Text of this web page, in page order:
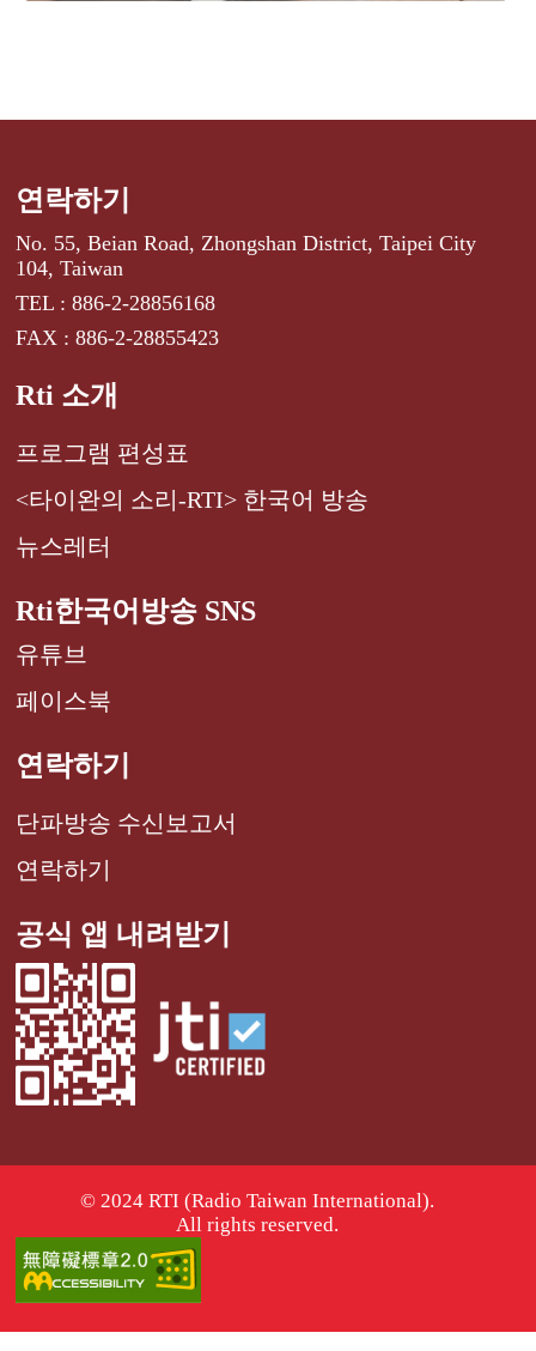
연락하기
No. 55, Beian Road, Zhongshan District, Taipei City
104, Taiwan
TEL : 886-2-28856168
FAX : 886-2-28855423
Rti 소개
프로그램 편성표
<타이완의 소리-RTI> 한국어 방송
뉴스레터
Rti한국어방송 SNS
유튜브
페이스북
연락하기
단파방송 수신보고서
연락하기
공식 앱 내려받기
© 2024 RTI (Radio Taiwan International).
All rights reserved.